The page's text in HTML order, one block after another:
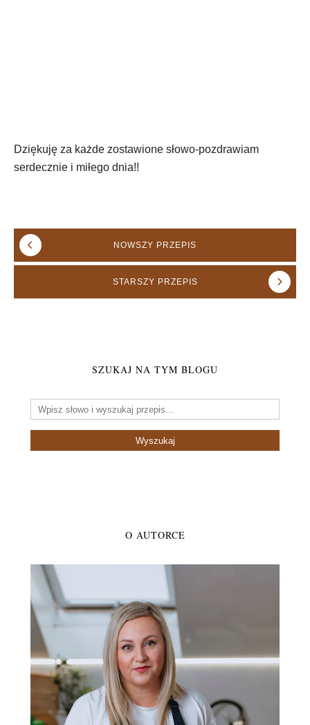
Dziękuję za każde zostawione słowo-pozdrawiam
serdecznie i miłego dnia!!
NOWSZY PRZEPIS
STARSZY PRZEPIS
SZUKAJ NA TYM BLOGU
O AUTORCE